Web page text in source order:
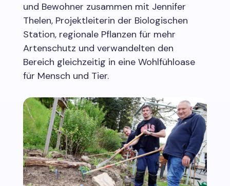
und Bewohner zusammen mit Jennifer
Thelen, Projektleiterin der Biologischen
Station, regionale Pflanzen für mehr
Artenschutz und verwandelten den
Bereich gleichzeitig in eine Wohlfühloase
für Mensch und Tier.